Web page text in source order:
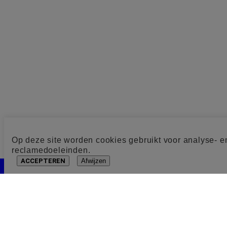
Op deze site worden cookies gebruikt voor analyse-
reclamedoeleinden.
ACCEPTEREN Afwijzen
Cookie toestemming